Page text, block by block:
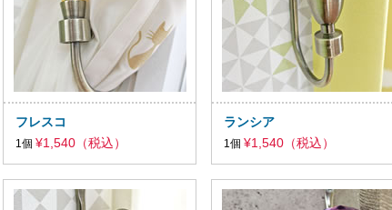
フレスコ
1個 ¥1,540（税込）
ランシア
1個 ¥1,540（税込）